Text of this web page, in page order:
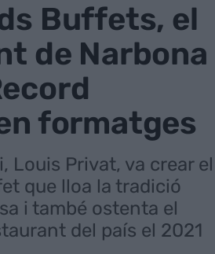
Buffets, el
de Narbona
formatges
Louis Privat, va crear el
que lloa la tradició
i també ostenta el
del país el 2021